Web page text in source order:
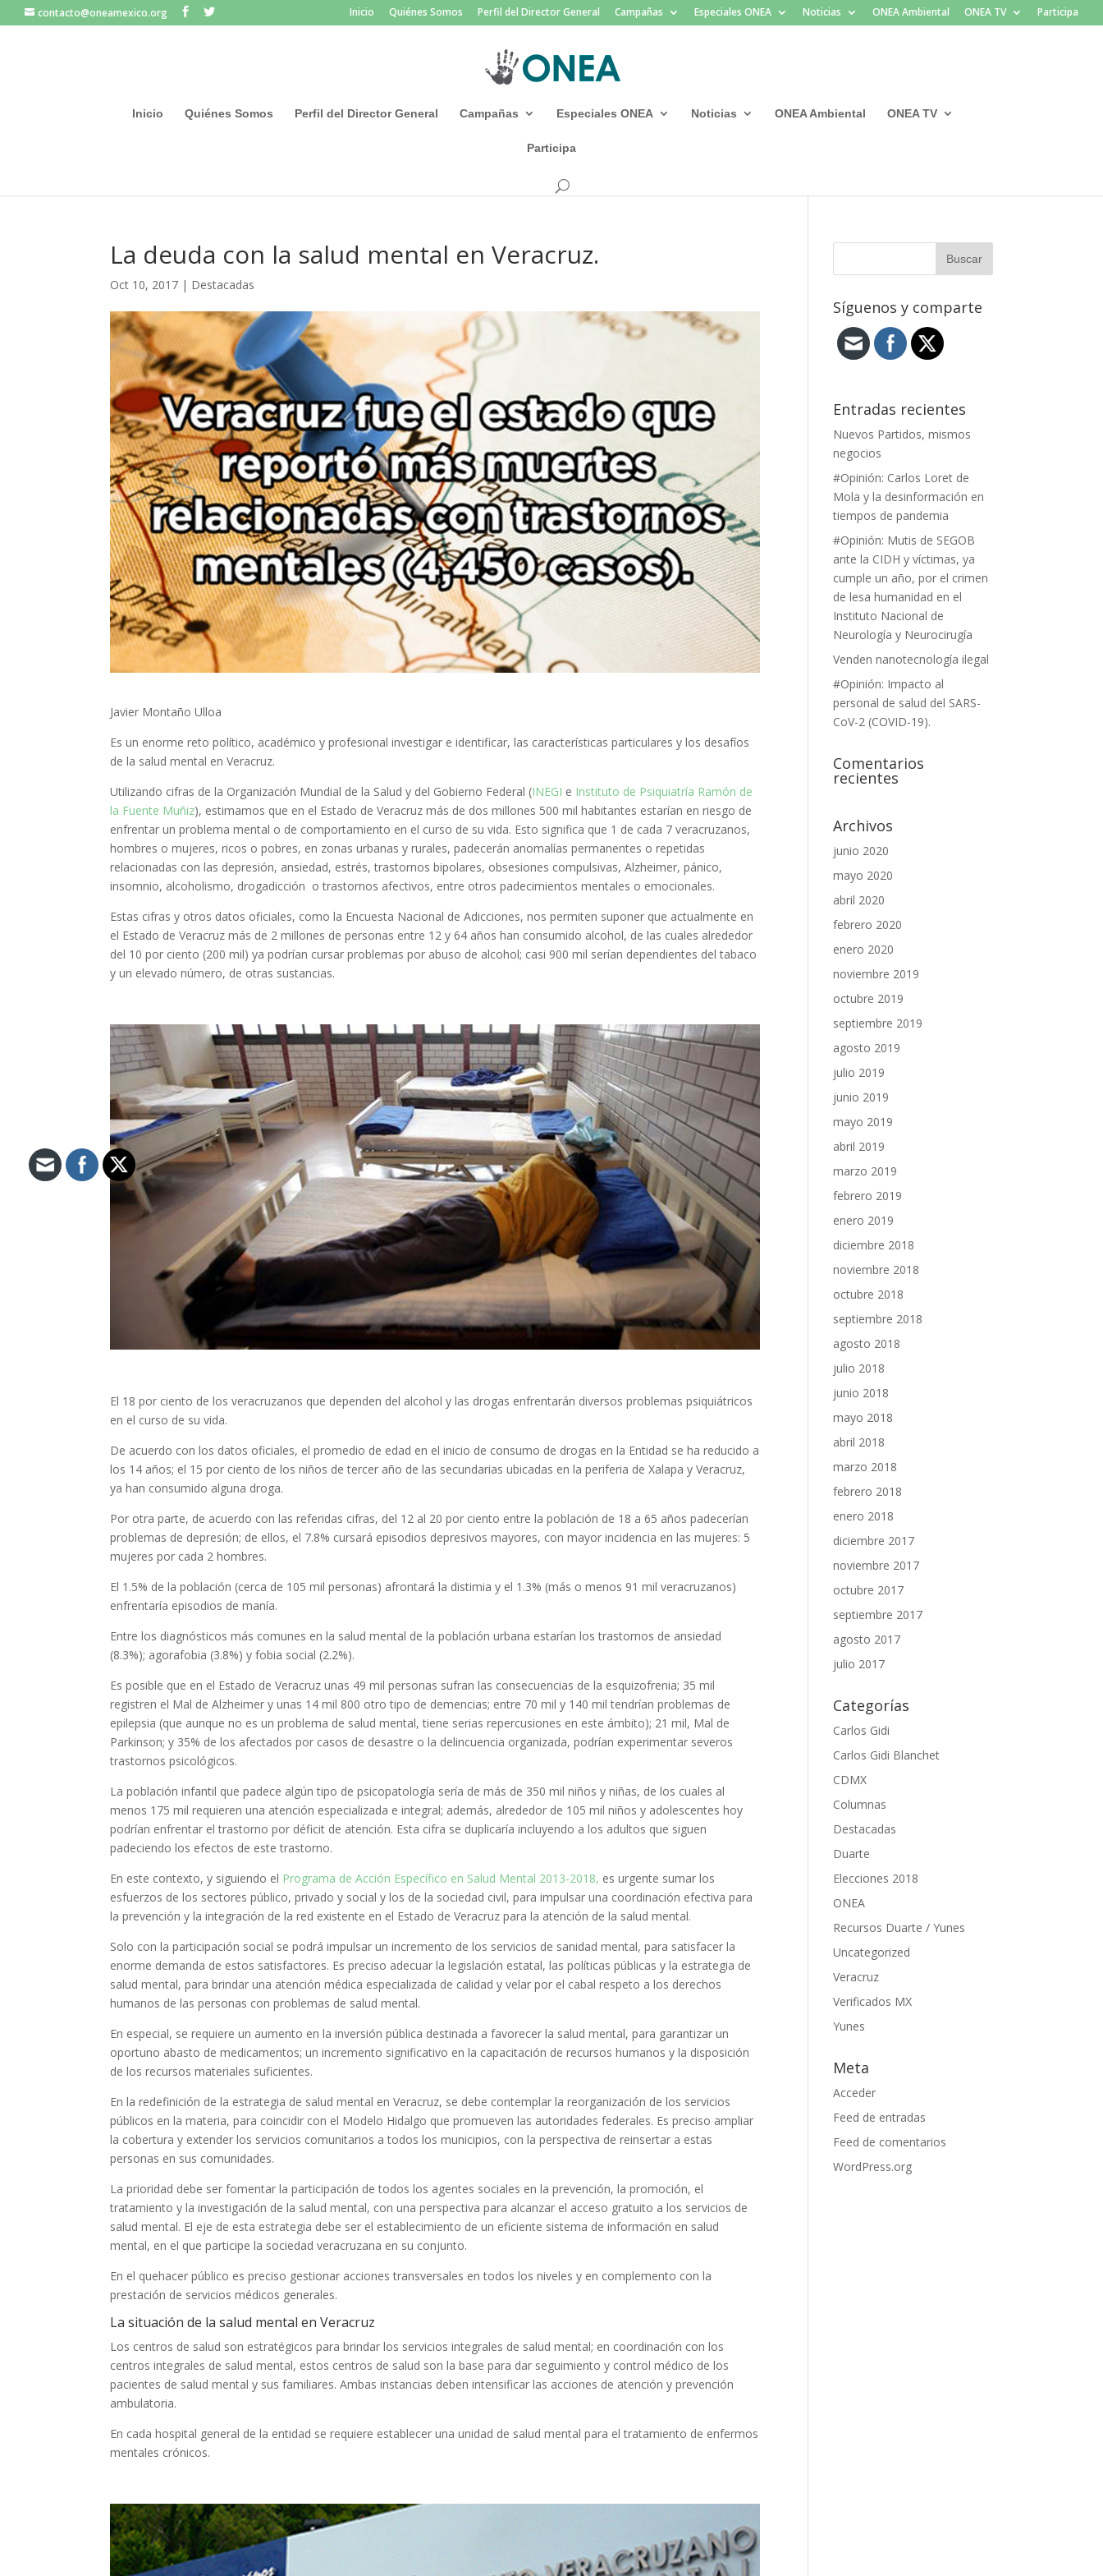
contacto@oneamexico.org Inicio Quiénes Somos Perfil del Director General Campañas Especiales ONEA Noticias ONEA Ambiental ONEA TV Participa
Inicio Quiénes Somos Perfil del Director General Campañas Especiales ONEA Noticias ONEA Ambiental ONEA TV
Participa
La deuda con la salud mental en Veracruz.
Oct 10, 2017 | Destacadas
Javier Montaño Ulloa
Es un enorme reto político, académico y profesional investigar e identificar, las características particulares y los desafíos
de la salud mental en Veracruz.
Utilizando cifras de la Organización Mundial de la Salud y del Gobierno Federal (INEGI e Instituto de Psiquiatría Ramón de
la Fuente Muñiz), estimamos que en el Estado de Veracruz más de dos millones 500 mil habitantes estarían en riesgo de
enfrentar un problema mental o de comportamiento en el curso de su vida. Esto significa que 1 de cada 7 veracruzanos,
hombres o mujeres, ricos o pobres, en zonas urbanas y rurales, padecerán anomalías permanentes o repetidas
relacionadas con las depresión, ansiedad, estrés, trastornos bipolares, obsesiones compulsivas, Alzheimer, pánico,
insomnio, alcoholismo, drogadicción o trastornos afectivos, entre otros padecimientos mentales o emocionales.
Estas cifras y otros datos oficiales, como la Encuesta Nacional de Adicciones, nos permiten suponer que actualmente en
el Estado de Veracruz más de 2 millones de personas entre 12 y 64 años han consumido alcohol, de las cuales alrededor
del 10 por ciento (200 mil) ya podrían cursar problemas por abuso de alcohol; casi 900 mil serían dependientes del tabaco
y un elevado número, de otras sustancias.
El 18 por ciento de los veracruzanos que dependen del alcohol y las drogas enfrentarán diversos problemas psiquiátricos
en el curso de su vida.
De acuerdo con los datos oficiales, el promedio de edad en el inicio de consumo de drogas en la Entidad se ha reducido a
los 14 años; el 15 por ciento de los niños de tercer año de las secundarias ubicadas en la periferia de Xalapa y Veracruz,
ya han consumido alguna droga.
Por otra parte, de acuerdo con las referidas cifras, del 12 al 20 por ciento entre la población de 18 a 65 años padecerían
problemas de depresión; de ellos, el 7.8% cursará episodios depresivos mayores, con mayor incidencia en las mujeres: 5
mujeres por cada 2 hombres.
El 1.5% de la población (cerca de 105 mil personas) afrontará la distimia y el 1.3% (más o menos 91 mil veracruzanos)
enfrentaría episodios de manía.
Entre los diagnósticos más comunes en la salud mental de la población urbana estarían los trastornos de ansiedad
(8.3%); agorafobia (3.8%) y fobia social (2.2%).
Es posible que en el Estado de Veracruz unas 49 mil personas sufran las consecuencias de la esquizofrenia; 35 mil
registren el Mal de Alzheimer y unas 14 mil 800 otro tipo de demencias; entre 70 mil y 140 mil tendrían problemas de
epilepsia (que aunque no es un problema de salud mental, tiene serias repercusiones en este ámbito); 21 mil, Mal de
Parkinson; y 35% de los afectados por casos de desastre o la delincuencia organizada, podrían experimentar severos
trastornos psicológicos.
La población infantil que padece algún tipo de psicopatología sería de más de 350 mil niños y niñas, de los cuales al
menos 175 mil requieren una atención especializada e integral; además, alrededor de 105 mil niños y adolescentes hoy
podrían enfrentar el trastorno por déficit de atención. Esta cifra se duplicaría incluyendo a los adultos que siguen
padeciendo los efectos de este trastorno.
En este contexto, y siguiendo el Programa de Acción Específico en Salud Mental 2013-2018, es urgente sumar los
esfuerzos de los sectores público, privado y social y los de la sociedad civil, para impulsar una coordinación efectiva para
la prevención y la integración de la red existente en el Estado de Veracruz para la atención de la salud mental.
Solo con la participación social se podrá impulsar un incremento de los servicios de sanidad mental, para satisfacer la
enorme demanda de estos satisfactores. Es preciso adecuar la legislación estatal, las políticas públicas y la estrategia de
salud mental, para brindar una atención médica especializada de calidad y velar por el cabal respeto a los derechos
humanos de las personas con problemas de salud mental.
En especial, se requiere un aumento en la inversión pública destinada a favorecer la salud mental, para garantizar un
oportuno abasto de medicamentos; un incremento significativo en la capacitación de recursos humanos y la disposición
de los recursos materiales suficientes.
En la redefinición de la estrategia de salud mental en Veracruz, se debe contemplar la reorganización de los servicios
públicos en la materia, para coincidir con el Modelo Hidalgo que promueven las autoridades federales. Es preciso ampliar
la cobertura y extender los servicios comunitarios a todos los municipios, con la perspectiva de reinsertar a estas
personas en sus comunidades.
La prioridad debe ser fomentar la participación de todos los agentes sociales en la prevención, la promoción, el
tratamiento y la investigación de la salud mental, con una perspectiva para alcanzar el acceso gratuito a los servicios de
salud mental. El eje de esta estrategia debe ser el establecimiento de un eficiente sistema de información en salud
mental, en el que participe la sociedad veracruzana en su conjunto.
En el quehacer público es preciso gestionar acciones transversales en todos los niveles y en complemento con la
prestación de servicios médicos generales.
La situación de la salud mental en Veracruz
Los centros de salud son estratégicos para brindar los servicios integrales de salud mental; en coordinación con los
centros integrales de salud mental, estos centros de salud son la base para dar seguimiento y control médico de los
pacientes de salud mental y sus familiares. Ambas instancias deben intensificar las acciones de atención y prevención
ambulatoria.
En cada hospital general de la entidad se requiere establecer una unidad de salud mental para el tratamiento de enfermos
mentales crónicos.
Síguenos y comparte
Entradas recientes
Nuevos Partidos, mismos
negocios
#Opinión: Carlos Loret de
Mola y la desinformación en
tiempos de pandemia
#Opinión: Mutis de SEGOB
ante la CIDH y víctimas, ya
cumple un año, por el crimen
de lesa humanidad en el
Instituto Nacional de
Neurología y Neurocirugía
Venden nanotecnología ilegal
#Opinión: Impacto al
personal de salud del SARS-
CoV-2 (COVID-19).
Comentarios
recientes
Archivos
junio 2020
mayo 2020
abril 2020
febrero 2020
enero 2020
noviembre 2019
octubre 2019
septiembre 2019
agosto 2019
julio 2019
junio 2019
mayo 2019
abril 2019
marzo 2019
febrero 2019
enero 2019
diciembre 2018
noviembre 2018
octubre 2018
septiembre 2018
agosto 2018
julio 2018
junio 2018
mayo 2018
abril 2018
marzo 2018
febrero 2018
enero 2018
diciembre 2017
noviembre 2017
octubre 2017
septiembre 2017
agosto 2017
julio 2017
Categorías
Carlos Gidi
Carlos Gidi Blanchet
CDMX
Columnas
Destacadas
Duarte
Elecciones 2018
ONEA
Recursos Duarte / Yunes
Uncategorized
Veracruz
Verificados MX
Yunes
Meta
Acceder
Feed de entradas
Feed de comentarios
WordPress.org